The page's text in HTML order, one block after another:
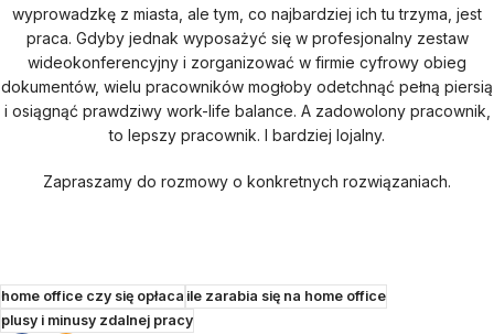
wyprowadzkę z miasta, ale tym, co najbardziej ich tu trzyma, jest
praca. Gdyby jednak wyposażyć się w profesjonalny zestaw
wideokonferencyjny i zorganizować w firmie cyfrowy obieg
dokumentów, wielu pracowników mogłoby odetchnąć pełną piersią
i osiągnąć prawdziwy work-life balance. A zadowolony pracownik,
to lepszy pracownik. I bardziej lojalny.
Zapraszamy do rozmowy o konkretnych rozwiązaniach.
home office czy się opłaca ile zarabia się na home office
plusy i minusy zdalnej pracy